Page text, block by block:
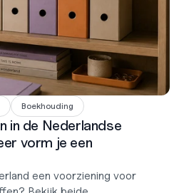
Boekhouding
in de Nederlandse
vorm je een
een voorziening voor